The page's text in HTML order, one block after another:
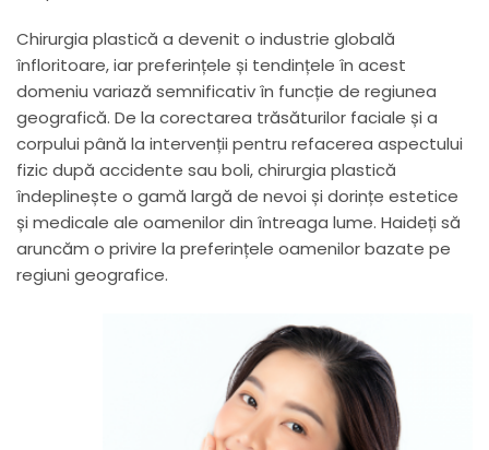
Chirurgia plastică a devenit o industrie globală
înfloritoare, iar preferințele și tendințele în acest
domeniu variază semnificativ în funcție de regiunea
geografică. De la corectarea trăsăturilor faciale și a
corpului până la intervenții pentru refacerea aspectului
fizic după accidente sau boli, chirurgia plastică
îndeplinește o gamă largă de nevoi și dorințe estetice
și medicale ale oamenilor din întreaga lume. Haideți să
aruncăm o privire la preferințele oamenilor bazate pe
regiuni geografice.